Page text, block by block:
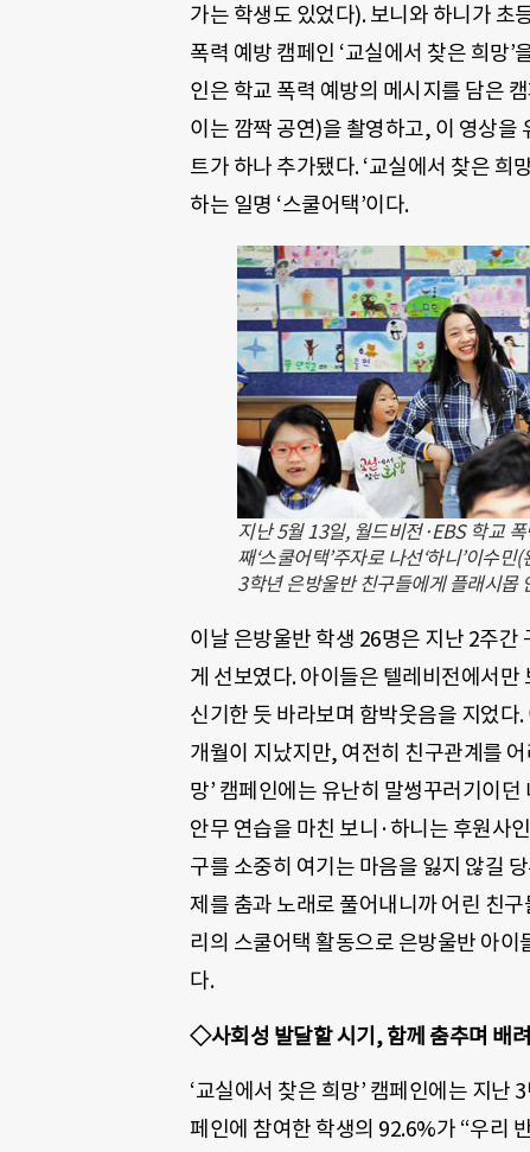
가는 학생도 있었다). 보니와 하니가 초
폭력 예방 캠페인 ‘교실에서 찾은 희망
인은 학교 폭력 예방의 메시지를 담은
이는 깜짝 공연)을 촬영하고, 이 영상을
트가 하나 추가됐다. ‘교실에서 찾은 희
하는 일명 ‘스쿨어택’이다.
지난 5월 13일, 월드비전·EBS 학교
째‘스쿨어택’주자로 나선‘하니’이수
3학년 은방울반 친구들에게 플래시몹
이날 은방울반 학생 26명은 지난 2주간
게 선보였다. 아이들은 텔레비전에서
신기한 듯 바라보며 함박웃음을 지었
개월이 지났지만, 여전히 친구관계를
망’ 캠페인에는 유난히 말썽꾸러기이
안무 연습을 마친 보니·하니는 후원사
구를 소중히 여기는 마음을 잃지 않길
제를 춤과 노래로 풀어내니까 어린 친
리의 스쿨어택 활동으로 은방울반 아이
다.
◇사회성 발달할 시기, 함께 춤추며 배
‘교실에서 찾은 희망’ 캠페인에는 지난
페인에 참여한 학생의 92.6%가 “우리